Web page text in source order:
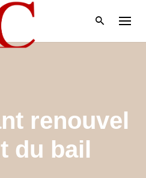
renouvel
du bail